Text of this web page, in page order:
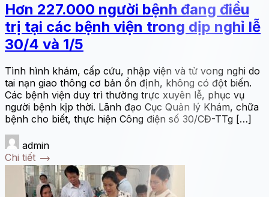
Hơn 227.000 người bệnh đang điều
trị tại các bệnh viện trong dịp nghỉ lễ
30/4 và 1/5
Tình hình khám, cấp cứu, nhập viện và tử vong nghi do
tai nạn giao thông cơ bản ổn định, không có đột biến.
Các bệnh viện duy trì thường trực xuyên lễ, phục vụ
người bệnh kịp thời. Lãnh đạo Cục Quản lý Khám, chữa
bệnh cho biết, thực hiện Công điện số 30/CĐ-TTg […]
admin
Chi tiết trending_flat